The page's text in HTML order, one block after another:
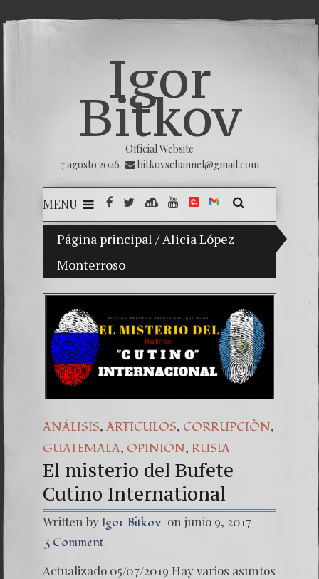
Igor
Bitkov
Official Website
7 agosto 2026
bitkovschannel@gmail.com
MENU
Página principal /Alicia López
Monterroso
Mi hijo Vladimir Bitkov, una promesa
Una
7.
ANÁLISIS, ARTICULOS, CORRUPCIÒN,
GUATEMALA, OPINIÓN, RUSIA
El misterio del Bufete
Cutino International
Written by Igor Bitkov on junio 9, 2017
3 Comment
Actualizado 05/07/2019 Hay varios asuntos